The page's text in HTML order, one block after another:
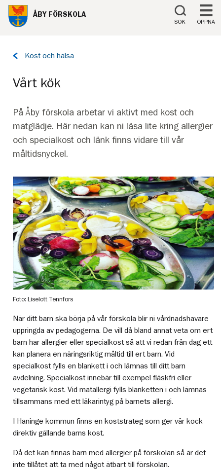
Till innehåll på sidan
ÅBY FÖRSKOLA
SÖK ÖPPNA
Tillbaka
Kost och hälsa
Vårt kök
På Åby förskola arbetar vi aktivt med kost och
matglädje. Här nedan kan ni läsa lite kring allergier
och specialkost och länk finns vidare till vår
måltidsnyckel.
Foto: Liselott Tennfors
När ditt barn ska börja på vår förskola blir ni vårdnadshavare
uppringda av pedagogerna. De vill då bland annat veta om ert
barn har allergier eller specialkost så att vi redan från dag ett
kan planera en näringsriktig måltid till ert barn. Vid
specialkost fylls en blankett i och lämnas till ditt barn
avdelning. Specialkost innebär till exempel fläskfri eller
vegetarisk kost. Vid matallergi fylls blanketten i och lämnas
tillsammans med ett läkarintyg på barnets allergi.
I Haninge kommun finns en koststrateg som ger vår kock
direktiv gällande barns kost.
Då det kan finnas barn med allergier på förskolan så är det
inte tillåtet att ta med något ätbart till förskolan.